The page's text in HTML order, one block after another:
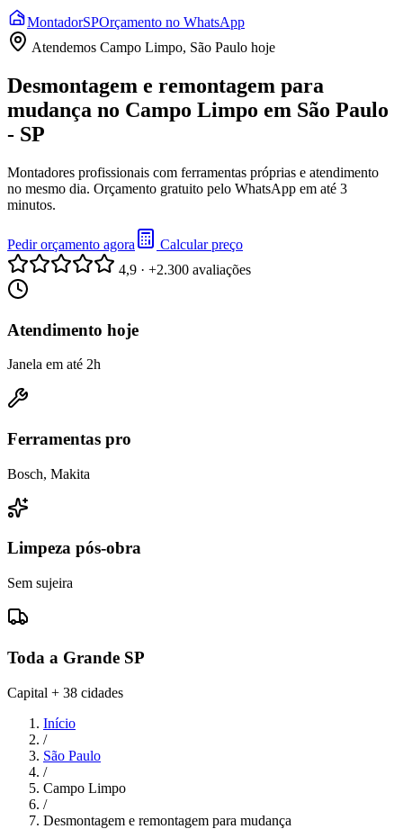
MontadorSPOrçamento no WhatsApp
Atendemos Campo Limpo, São Paulo hoje
Desmontagem e remontagem para
mudança no Campo Limpo em São Paulo
- SP
Montadores profissionais com ferramentas próprias e atendimento
no mesmo dia. Orçamento gratuito pelo WhatsApp em até 3
minutos.
Pedir orçamento agora
Calcular preço
4,9 · +2.300 avaliações
Atendimento hoje
Janela em até 2h
Ferramentas pro
Bosch, Makita
Limpeza pós-obra
Sem sujeira
Toda a Grande SP
Capital + 38 cidades
Início
/
São Paulo
/
Campo Limpo
/
Desmontagem e remontagem para mudança